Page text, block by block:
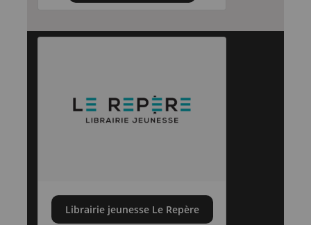
Librairie jeunesse Le Repère